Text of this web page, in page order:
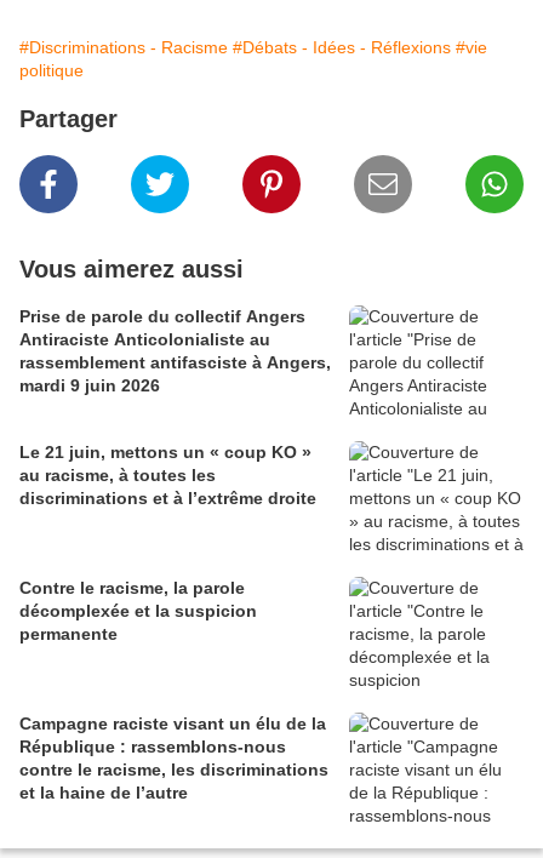
#Discriminations - Racisme #Débats - Idées - Réflexions #vie
politique
Partager
Vous aimerez aussi
Prise de parole du collectif Angers
Antiraciste Anticolonialiste au
rassemblement antifasciste à Angers,
mardi 9 juin 2026
Le 21 juin, mettons un « coup KO »
au racisme, à toutes les
discriminations et à l’extrême droite
Contre le racisme, la parole
décomplexée et la suspicion
permanente
Campagne raciste visant un élu de la
République : rassemblons-nous
contre le racisme, les discriminations
et la haine de l’autre